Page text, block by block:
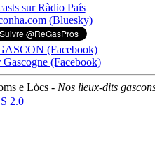
sur Ràdio País
(Bluesky)
(Facebook)
(Facebook)
e Lòcs - Nos lieux-dits
2.0